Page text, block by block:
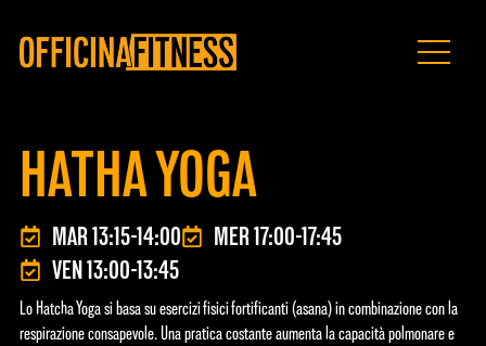
HATHA YOGA
MAR 13:15-14:00
MER 17:00-17:45
VEN 13:00-13:45
Lo Hatcha Yoga si basa su esercizi fisici fortificanti (asana) in combinazione con la
respirazione consapevole. Una pratica costante aumenta la capacità polmonare e